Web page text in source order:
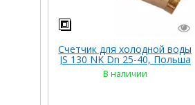
Счетчик для холодной воды
JS 130 NK Dn 25-40, Польша
В наличии